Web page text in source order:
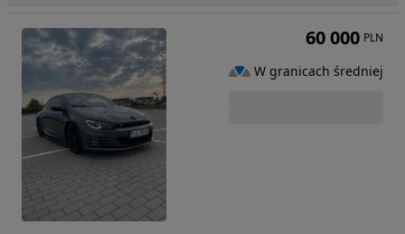
60 000 PLN
W granicach średniej